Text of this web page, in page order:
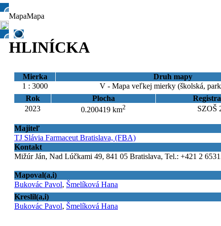
MapaMapa
HLINÍCKA
Mierka
Druh mapy
1 : 3000
V - Mapa veľkej mierky (školská,
Rok
Plocha
2023
0.200419 km2 SZOŠ
Majiteľ
TJ Slávia Farmaceut Bratislava, (FBA)
Kontakt
Mižúr Ján, Nad Lúčkami 49, 841 05 Bratislava, Tel.: +421 2
Mapoval(a,i)
Bukovác Pavol, Šmelíková Hana
Kreslil(a,i)
Bukovác Pavol, Šmelíková Hana